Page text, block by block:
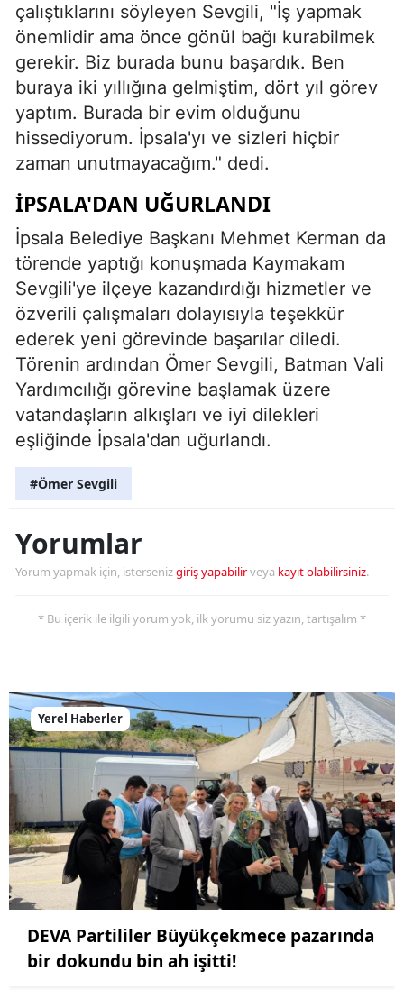
çalıştıklarını söyleyen Sevgili, "İş yapmak
önemlidir ama önce gönül bağı kurabilmek
gerekir. Biz burada bunu başardık. Ben
buraya iki yıllığına gelmiştim, dört yıl görev
yaptım. Burada bir evim olduğunu
hissediyorum. İpsala'yı ve sizleri hiçbir
zaman unutmayacağım." dedi.
İPSALA'DAN UĞURLANDI
İpsala Belediye Başkanı Mehmet Kerman da
törende yaptığı konuşmada Kaymakam
Sevgili'ye ilçeye kazandırdığı hizmetler ve
özverili çalışmaları dolayısıyla teşekkür
ederek yeni görevinde başarılar diledi.
Törenin ardından Ömer Sevgili, Batman Vali
Yardımcılığı görevine başlamak üzere
vatandaşların alkışları ve iyi dilekleri
eşliğinde İpsala'dan uğurlandı.
#Ömer Sevgili
Yorumlar
Yorum yapmak için, istersenizgiriş yapabilirveya kayıt olabilirsiniz.
* Bu içerik ile ilgili yorum yok, ilk yorumu siz yazın, tartışalım *
Yerel Haberler
DEVA Partililer Büyükçekmece pazarında
bir dokundu bin ah işitti!